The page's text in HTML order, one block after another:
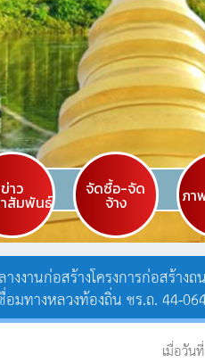
ข่าว
สัมพันธ์
จัดซื้อ-จัด
จ้าง ภา
างงานก่อสร้างโครงการก่อสร้
มทางหลวงท้องถิ่น ชร.ถ. 44-
เมื่อวัน